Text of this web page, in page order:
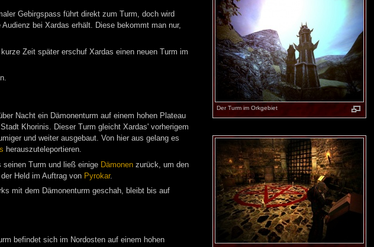
Der Turm im Orkgebiet
Gebirgspass führt direkt zum Turm, doch wird
bei Xardas erhält. Diese bekommt man nur,
Zeit später erschuf Xardas einen neuen Turm im
Nacht ein Dämonenturm auf einem hohen Plateau
Khorinis. Dieser Turm gleicht Xardas' vorherigem
und weiter ausgebaut. Von hier aus gelang es
herauszuteleportieren.
seinen Turm und ließ einige Dämonenzurück, um den
Held im Auftrag von Pyrokar.
mit dem Dämonenturm geschah, bleibt bis auf
befindet sich im Nordosten auf einem hohen